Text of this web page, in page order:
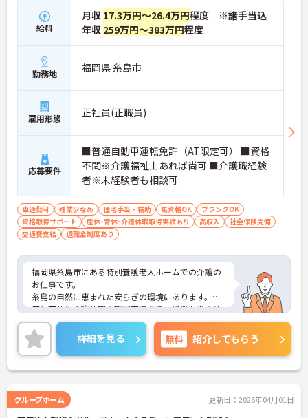
給料
月収 17.3万円～26.4万円程度 ※諸手当込
年収 259万円～383万円程度
勤務地 福岡県 糸島市
雇用形態 正社員(正職員)
応募要件
■普通自動車運転免許（AT限定可） ■資格
不問※介護福祉士あれば尚可 ■介護職経験
者※未経験者も相談可
車通勤可 残業少なめ 住宅手当・補助 無資格OK
ブランクOK
資格取得サポート
産休･育休･介護休暇取得実績あり 高収入
社会保険完備
交通費支給
退職金制度あり
福岡県糸島市にある特別養護老人ホームでの介護の
お仕事です。
糸島の自然に恵まれた安らぎの環境にあります。
産休育休や介護休暇の取得実績あり。残業も少なめ
ですのでご家庭と両立させながら、長期的に仕事に
取り組める職場です。
車通勤が可能なので、遠くにお住まいの方もストレ
ス少なく通っていただけますよ。
ご興味がある方は是非一度マイナビまでお問合せ下
詳細を見る 無料 紹介してもらう
グループホーム 更新日：2026年04月01日